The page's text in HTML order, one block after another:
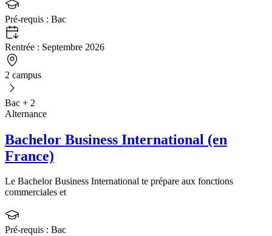
Pré-requis : Bac
Rentrée : Septembre 2026
2 campus
Bac + 2
Alternance
Bachelor Business International (en
France)
Le Bachelor Business International te prépare aux fonctions
commerciales et
Pré-requis : Bac